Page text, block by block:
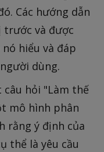
Các hướng dẫn
trước và được
hiểu và đáp
dùng.
hỏi "Làm thế
mô hình phân
rằng ý định của
thể là yêu cầu